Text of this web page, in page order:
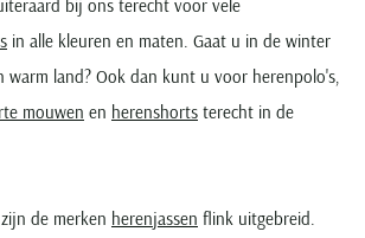
bij ons terecht voor vele
in alle kleuren en maten. Gaat u in de winter
warm land? Ook dan kunt u voor herenpolo's,
mouwen en herenshorts terecht in de
de merken herenjassen flink uitgebreid.